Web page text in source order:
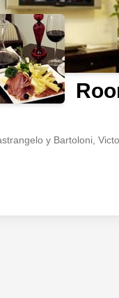
y Bartoloni,